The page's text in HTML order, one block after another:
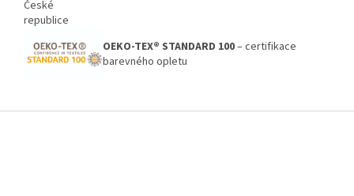
OEKO-TEX® STANDARD 100– certifikace
barevného opletu